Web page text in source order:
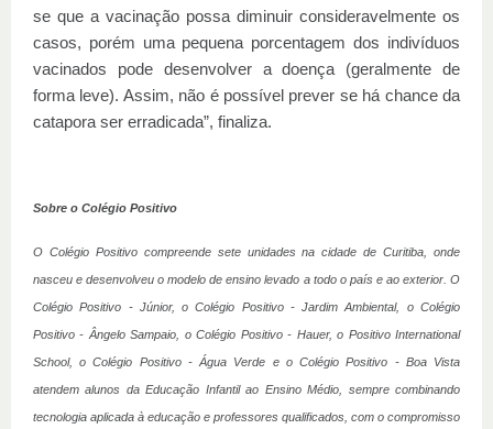
se que a vacinação possa diminuir consideravelmente os
casos, porém uma pequena porcentagem dos indivíduos
vacinados pode desenvolver a doença (geralmente de
forma leve). Assim, não é possível prever se há chance da
catapora ser erradicada”, finaliza.
Sobre o Colégio Positivo
O Colégio Positivo compreende sete unidades na cidade de Curitiba, onde
nasceu e desenvolveu o modelo de ensino levado a todo o país e ao exterior. O
Colégio Positivo - Júnior, o Colégio Positivo - Jardim Ambiental, o Colégio
Positivo - Ângelo Sampaio, o Colégio Positivo - Hauer, o Positivo International
School, o Colégio Positivo - Água Verde e o Colégio Positivo - Boa Vista
atendem alunos da Educação Infantil ao Ensino Médio, sempre combinando
tecnologia aplicada à educação e professores qualificados, com o compromisso